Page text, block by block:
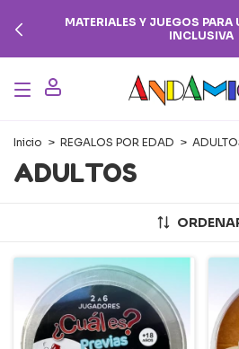
💳 3 CUOTAS SIN INTERÉS EN
$100.000
Inicio > REGALOS POR EDAD >
ADULTOS